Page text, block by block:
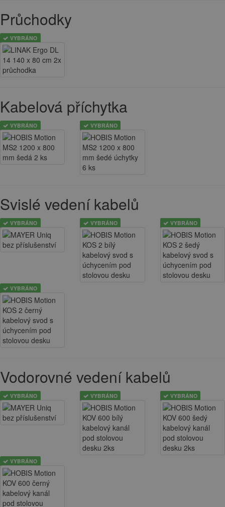
Průchodky
VYBRÁNO
Kabelová příchytka
VYBRÁNO VYBRÁNO
Svislé vedení kabelů
VYBRÁNO VYBRÁNO VYBRÁNO
VYBRÁNO
Vodorovné vedení kabelů
VYBRÁNO VYBRÁNO VYBRÁNO
VYBRÁNO